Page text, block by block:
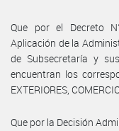
Que por el Decreto
Aplicación de la
de Subsecretaría y
encuentran los
EXTERIORES,
Que por la Decisión